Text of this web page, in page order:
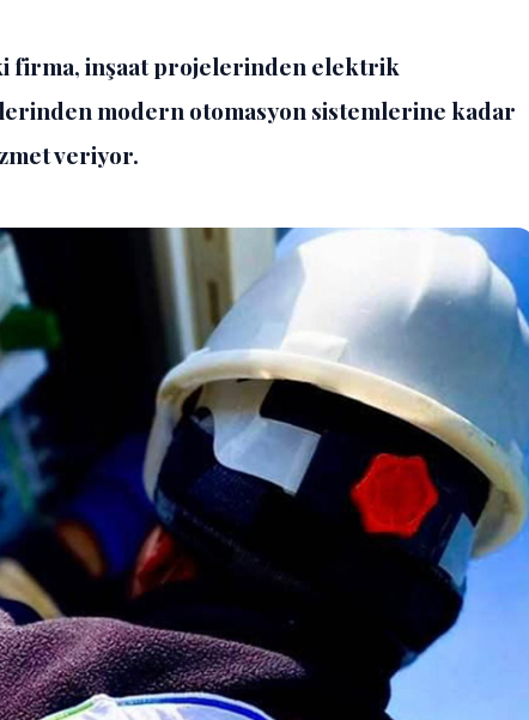
firma, inşaat projelerinden elektrik
modern otomasyon sistemlerine kadar
veriyor.